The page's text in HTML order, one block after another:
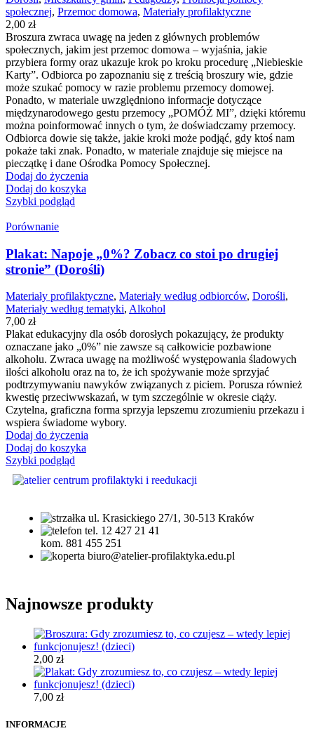
społecznej, Przemoc domowa, Materiały profilaktyczne
2,00 zł
Broszura zwraca uwagę na jeden z głównych problemów
społecznych, jakim jest przemoc domowa – wyjaśnia, jakie
przybiera formy oraz ukazuje krok po kroku procedurę „Niebieskie
Karty”. Odbiorca po zapoznaniu się z treścią broszury wie, gdzie
może szukać pomocy w razie problemu przemocy domowej.
Ponadto, w materiale uwzględniono informacje dotyczące
międzynarodowego gestu przemocy „POMÓŻ MI”, dzięki któremu
można poinformować innych o tym, że doświadczamy przemocy.
Odbiorca dowie się także, jakie kroki może podjąć, gdy ktoś nam
pokaże taki znak. Ponadto, w materiale znajduje się miejsce na
pieczątkę i dane Ośrodka Pomocy Społecznej.
Dodaj do życzenia
Dodaj do koszyka
Szybki podgląd
Porównanie
Plakat: Napoje „0%? Zobacz co stoi po drugiej
stronie” (Dorośli)
Materiały profilaktyczne, Materiały według odbiorców, Dorośli,
Materiały według tematyki, Alkohol
7,00 zł
Plakat edukacyjny dla osób dorosłych pokazujący, że produkty
oznaczane jako „0%” nie zawsze są całkowicie pozbawione
alkoholu. Zwraca uwagę na możliwość występowania śladowych
ilości alkoholu oraz na to, że ich spożywanie może sprzyjać
podtrzymywaniu nawyków związanych z piciem. Porusza również
kwestię przeciwwskazań, w tym szczególnie w okresie ciąży.
Czytelna, graficzna forma sprzyja lepszemu zrozumieniu przekazu i
wspiera świadome wybory.
Dodaj do życzenia
Dodaj do koszyka
Szybki podgląd
ul. Krasickiego 27/1, 30-513 Kraków
tel. 12 427 21 41
kom. 881 455 251
biuro@atelier-profilaktyka.edu.pl
Najnowsze produkty
2,00 zł
7,00 zł
INFORMACJE